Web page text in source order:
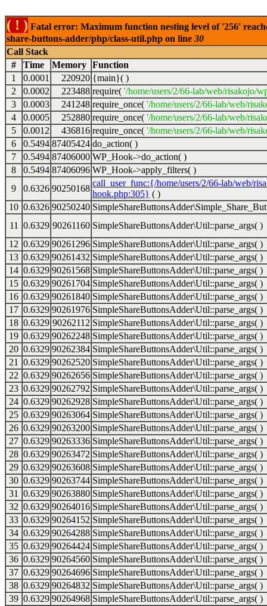
( ! ) Fatal error: Maximum function nesting level of '256'
share-buttons-adder/php/class-util.php on line 30
Call Stack
#
Time Memory Function
1
0.0001 220920 {main}( )
2
0.0002 223488 require( '/home/users/2/66-lab/web/risakojo/
3
0.0003 241248 require_once( '/home/users/2/66-lab/web/
4
0.0005 252880 require_once( '/home/users/2/66-lab/web/
5
0.0012 436816 require_once( '/home/users/2/66-lab/web/
6
0.5494 87405424 do_action( )
7
0.5494 87406000 WP_Hook->do_action( )
8
0.5494 87406096 WP_Hook->apply_filters( )
9
0.6326 90250168
call_user_func:{/home/users/2/66-lab/web/
hook.php:305} ( )
10 0.6326 90250240
11
0.6329 90261160 SimpleShareButtonsAdder\Util::parse_args( )
12 0.6329 90261296 SimpleShareButtonsAdder\Util::parse_args( )
13 0.6329 90261432 SimpleShareButtonsAdder\Util::parse_args( )
14 0.6329 90261568 SimpleShareButtonsAdder\Util::parse_args( )
15 0.6329 90261704 SimpleShareButtonsAdder\Util::parse_args( )
16 0.6329 90261840 SimpleShareButtonsAdder\Util::parse_args( )
17 0.6329 90261976 SimpleShareButtonsAdder\Util::parse_args( )
18 0.6329 90262112 SimpleShareButtonsAdder\Util::parse_args( )
19 0.6329 90262248 SimpleShareButtonsAdder\Util::parse_args( )
20 0.6329 90262384 SimpleShareButtonsAdder\Util::parse_args( )
21
0.6329 90262520 SimpleShareButtonsAdder\Util::parse_args( )
22 0.6329 90262656 SimpleShareButtonsAdder\Util::parse_args( )
23 0.6329 90262792 SimpleShareButtonsAdder\Util::parse_args( )
24 0.6329 90262928 SimpleShareButtonsAdder\Util::parse_args( )
25 0.6329 90263064 SimpleShareButtonsAdder\Util::parse_args( )
26 0.6329 90263200 SimpleShareButtonsAdder\Util::parse_args( )
27 0.6329 90263336 SimpleShareButtonsAdder\Util::parse_args( )
28 0.6329 90263472 SimpleShareButtonsAdder\Util::parse_args( )
29 0.6329 90263608 SimpleShareButtonsAdder\Util::parse_args( )
30 0.6329 90263744 SimpleShareButtonsAdder\Util::parse_args( )
31
0.6329 90263880 SimpleShareButtonsAdder\Util::parse_args( )
32 0.6329 90264016 SimpleShareButtonsAdder\Util::parse_args( )
33 0.6329 90264152 SimpleShareButtonsAdder\Util::parse_args( )
34 0.6329 90264288 SimpleShareButtonsAdder\Util::parse_args( )
35 0.6329 90264424 SimpleShareButtonsAdder\Util::parse_args( )
36 0.6329 90264560 SimpleShareButtonsAdder\Util::parse_args( )
37 0.6329 90264696 SimpleShareButtonsAdder\Util::parse_args( )
38 0.6329 90264832 SimpleShareButtonsAdder\Util::parse_args( )
39 0.6329 90264968 SimpleShareButtonsAdder\Util::parse_args( )